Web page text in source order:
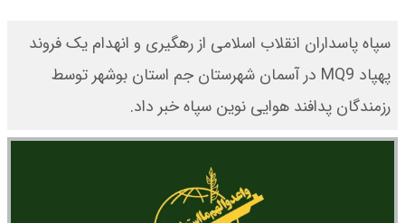
سپاه پاسداران انقلاب اسلامی از رهگیری و انهدام یک فروند
پهپاد MQ9 در آسمان شهرستان جم استان بوشهر توسط
رزمندگان پدافند هوایی نوین سپاه خبر داد.